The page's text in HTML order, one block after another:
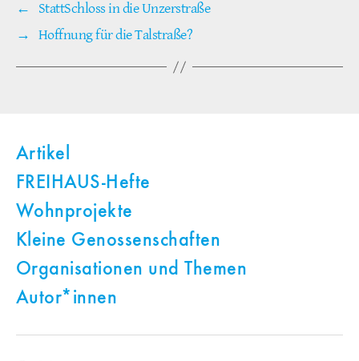
←
StattSchloss in die Unzerstraße
→ Hoffnung für die Talstraße?
Artikel
FREIHAUS-Hefte
Wohnprojekte
Kleine Genossenschaften
Organisationen und Themen
Autor*innen